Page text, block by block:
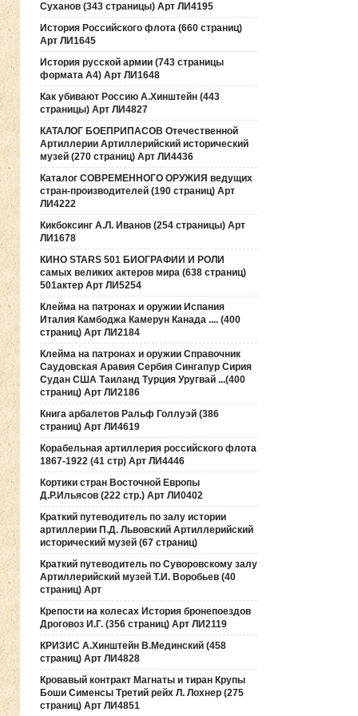
Суханов (343 страницы) Арт ЛИ4195
История Российского флота (660 страниц)
Арт ЛИ1645
История русской армии (743 страницы
формата А4) Арт ЛИ1648
Как убивают Россию А.Хинштейн (443
страницы) Арт ЛИ4827
КАТАЛОГ БОЕПРИПАСОВ Отечественной
Артиллерии Артиллерийский исторический
музей (270 страниц) Арт ЛИ4436
Каталог СОВРЕМЕННОГО ОРУЖИЯ ведущих
стран-производителей (190 страниц) Арт
ЛИ4222
Кикбоксинг А.Л. Иванов (254 страницы) Арт
ЛИ1678
КИНО STARS 501 БИОГРАФИИ И РОЛИ
самых великих актеров мира (638 страниц)
501актер Арт ЛИ5254
Клейма на патронах и оружии Испания
Италия Камбоджа Камерун Канада .... (400
страниц) Арт ЛИ2184
Клейма на патронах и оружии Справочник
Саудовская Аравия Сербия Сингапур Сирия
Судан США Таиланд Турция Уругвай ...(400
страниц) Арт ЛИ2186
Книга арбалетов Ральф Голлуэй (386
страниц) Арт ЛИ4619
Корабельная артиллерия российского флота
1867-1922 (41 стр) Арт ЛИ4446
Кортики стран Восточной Европы
Д.Р.Ильясов (222 стр.) Арт ЛИ0402
Краткий путеводитель по залу истории
артиллерии П.Д. Львовский Артиллерийский
исторический музей (67 страниц)
Краткий путеводитель по Суворовскому залу
Артиллерийский музей Т.И. Воробьев (40
страниц) Арт
Крепости на колесах История бронепоездов
Дроговоз И.Г. (356 страниц) Арт ЛИ2119
КРИЗИС А.Хинштейн В.Мединский (458
страниц) Арт ЛИ4828
Кровавый контракт Магнаты и тиран Крупы
Боши Сименсы Третий рейх Л. Лохнер (275
страниц) Арт ЛИ4851